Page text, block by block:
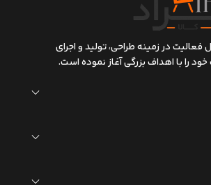
با بیش از 20 سال فعالیت در زمینه طراحی، تولید و اجرای
را با اهداف بزرگی آغاز نموده است.